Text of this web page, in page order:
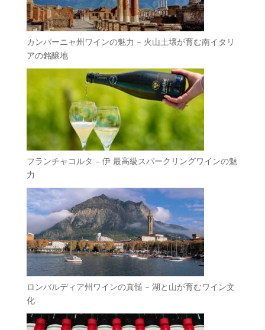
カンパーニャ州ワインの魅力 – 火山土壌が育む南イタリ
アの銘醸地
フランチャコルタ – 伊 最高級スパークリングワインの魅
力
ロンバルディア州ワインの真髄 – 湖と山が育むワイン文
化